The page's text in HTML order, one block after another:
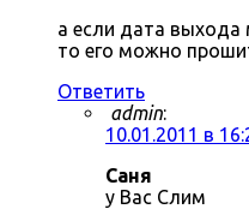
а если дата выхода
то его можно
Ответить
admin:
10.01.2011 в
Саня
у Вас Слим